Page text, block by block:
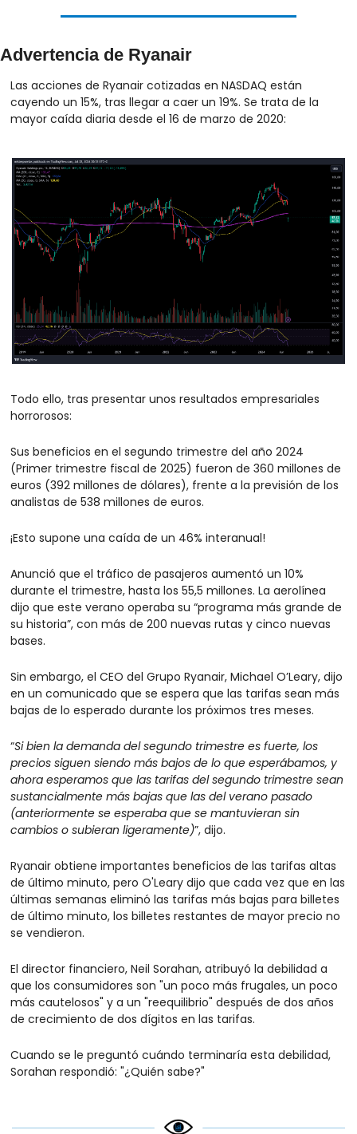
Advertencia de Ryanair
Las acciones de Ryanair cotizadas en NASDAQ están
cayendo un 15%, tras llegar a caer un 19%. Se trata de la
mayor caída diaria desde el 16 de marzo de 2020:
Todo ello, tras presentar unos resultados empresariales
horrorosos:
Sus beneficios en el segundo trimestre del año 2024
(Primer trimestre fiscal de 2025) fueron de 360 millones de
euros (392 millones de dólares), frente a la previsión de los
analistas de 538 millones de euros.
¡Esto supone una caída de un 46% interanual!
Anunció que el tráfico de pasajeros aumentó un 10%
durante el trimestre, hasta los 55,5 millones. La aerolínea
dijo que este verano operaba su “programa más grande de
su historia”, con más de 200 nuevas rutas y cinco nuevas
bases.
Sin embargo, el CEO del Grupo Ryanair, Michael O’Leary, dijo
en un comunicado que se espera que las tarifas sean más
bajas de lo esperado durante los próximos tres meses.
“Si bien la demanda del segundo trimestre es fuerte, los
precios siguen siendo más bajos de lo que esperábamos, y
ahora esperamos que las tarifas del segundo trimestre sean
sustancialmente más bajas que las del verano pasado
(anteriormente se esperaba que se mantuvieran sin
cambios o subieran ligeramente)”, dijo.
Ryanair obtiene importantes beneficios de las tarifas altas
de último minuto, pero O'Leary dijo que cada vez que en las
últimas semanas eliminó las tarifas más bajas para billetes
de último minuto, los billetes restantes de mayor precio no
se vendieron.
El director financiero, Neil Sorahan, atribuyó la debilidad a
que los consumidores son "un poco más frugales, un poco
más cautelosos" y a un "reequilibrio" después de dos años
de crecimiento de dos dígitos en las tarifas.
Cuando se le preguntó cuándo terminaría esta debilidad,
Sorahan respondió: "¿Quién sabe?"